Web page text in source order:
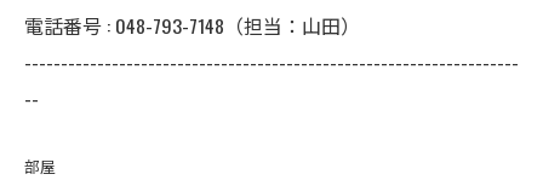
電話番号 : 048-793-7148（担当：山田）
--------------------------------------------------------------------
--
部屋